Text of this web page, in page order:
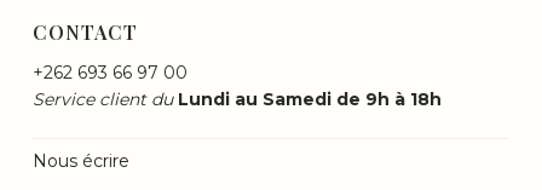
CONTACT
+262 693 66 97 00
Service client du Lundi au Samedi de 9h à 18h
Nous écrire